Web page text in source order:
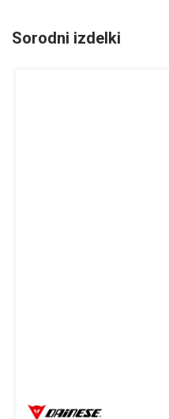
Sorodni izdelki